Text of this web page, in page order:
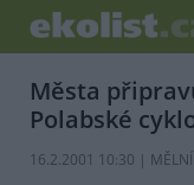
Města
Polabské
16.2.2001 10:30 |